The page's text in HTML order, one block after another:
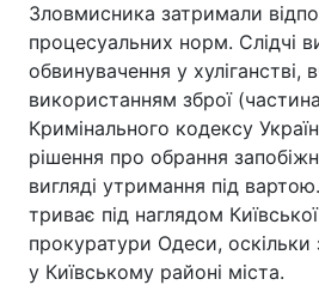
Зловмисника затримали
процесуальних норм. Слідчі
обвинувачення у хуліганстві,
використанням зброї
Кримінального кодексу
рішення про обрання
вигляді утримання під
триває під наглядом
прокуратури Одеси,
у Київському районі міста.